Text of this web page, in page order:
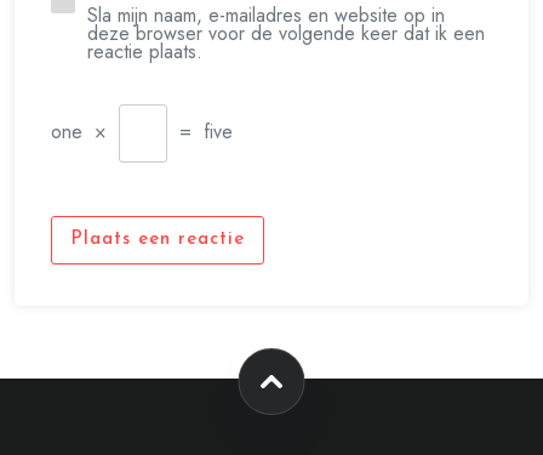
Sla mijn naam, e-mailadres en website op in
deze browser voor de volgende keer dat ik een
reactie plaats.
one × = five
Plaats een reactie